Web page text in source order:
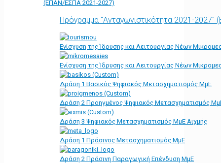
(ΕΠΑΝ/ΕΣΠΑ 2021-2027)
Πρόγραμμα "Ανταγωνιστικότητα 2021-
Ενίσχυση της Ίδρυσης και Λειτουργίας Νέων
Ενίσχυση της Ίδρυσης και Λειτουργίας Νέων
Δράση 1 Βασικός Ψηφιακός Μετασχηματισμός ΜμΕ
Δράση 2 Προηγμένος Ψηφιακός Μετασχηματισμός
Δράση 3 Ψηφιακός Μετασχηματισμός ΜμΕ Αιχμής
Δράση 1 Πράσινος Μετασχηματισμός ΜμΕ
Δράση 2 Πράσινη Παραγωγική Επένδυση ΜμΕ